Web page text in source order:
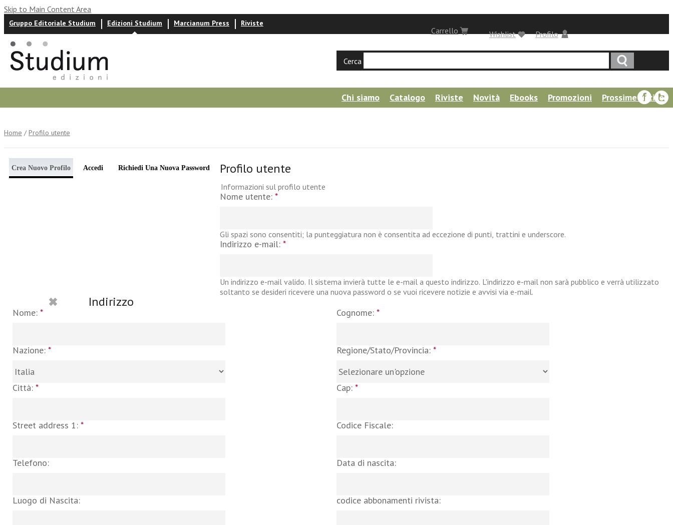
Skip to Main Content Area
Carrello
Gruppo Editoriale Studium Edizioni Studium Marcianum Press Riviste
Profilo
Wishlist
Cerca
Chi siamo Catalogo Riviste Novità Ebooks Promozioni
Prossime uscite
Home / Profilo utente
Crea Nuovo Profilo Accedi Richiedi Una Nuova Password Profilo utente
Informazioni sul profilo utente
Nome utente: *
Gli spazi sono consentiti; la punteggiatura non è consentita ad eccezione di punti, trattini e underscore.
Indirizzo e-mail: *
Un indirizzo e-mail valido. Il sistema invierà tutte le e-mail a questo indirizzo. L'indirizzo e-mail non sarà pubblico e verrà utilizzato
soltanto se desideri ricevere una nuova password o se vuoi ricevere notizie e avvisi via e-mail.
Indirizzo
Nome: * Cognome: *
Nazione: * Regione/Stato/Provincia: *
Città: * Cap: *
Street address 1: * Codice Fiscale:
Telefono: Data di nascita:
Luogo di Nascita: codice abbonamenti rivista: